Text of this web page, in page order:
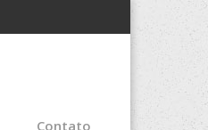
Contato